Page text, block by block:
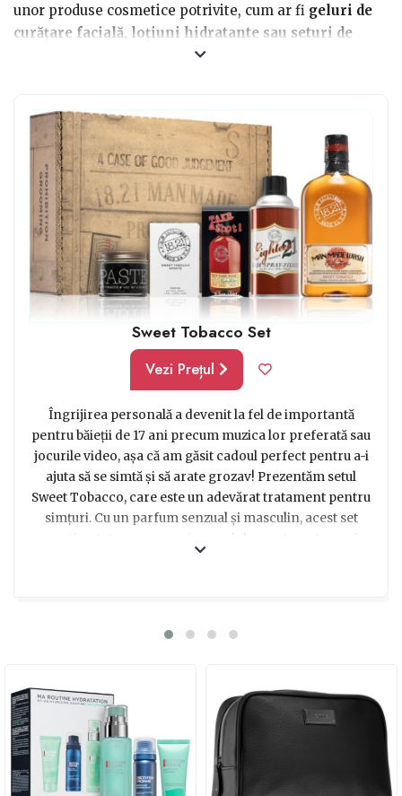
unor produse cosmetice potrivite, cum ar fi geluri de
curățare facială, loțiuni hidratante sau seturi de
poate fi o modalitate de a le încuraja
produse de îngrijire a păruluipot fi cadouri pentru
baieți 17 ani apreciate, ajutându-i să își exprime stilul
personal și să se simtă bine în propria piele. În final,
este important să ținem cont de preferințele
individuale ale adolescentului și să ne asigurăm că acest
cadou oferit este potrivit pentru el și îl va face să se
simtă special și apreciat.
Sweet Tobacco Set
Vezi Prețul
Îngrijirea personală a devenit la fel de importantă
pentru băieții de 17 ani precum muzica lor preferată sau
jocurile video, așa că am găsit cadoul perfect pentru a-i
ajuta să se simtă și să arate grozav! Prezentăm setul
Sweet Tobacco, care este un adevărat tratament pentru
simțuri. Cu un parfum senzual și masculin, acest set
conține tot ce are nevoie un adolescent pentru a-și
creat pentru a evidenția masculinitatea și a aduce o notă
încrezători și atrăgători, dar va deveni cu siguranță și un
element de decor elegant în baia lor. Oferiți-i un cadou
care să-l facă să se simtă răsfățat și apreciat - setul Sweet
Tobacco este cu siguranță ideea perfectă pentru un
cadou care să-i aducă zâmbetul pe buze!